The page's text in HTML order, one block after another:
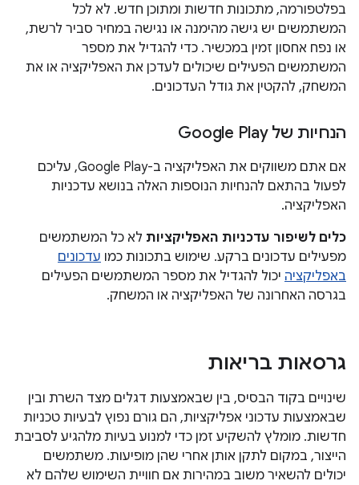
בפלטפורמה, מתכונות חדשות ומתוכן חדש. לא לכל
המשתמשים יש גישה מהימנה או נגישה במחיר סביר לרשת,
או נפח אחסון זמין במכשיר. כדי להגדיל את מספר
המשתמשים הפעילים שיכולים לעדכן את האפליקציה או את
המשחק, להקטין את גודל העדכונים.
הנחיות של Google Play
אם אתם משווקים את האפליקציה ב-Google Play, עליכם
לפעול בהתאם להנחיות הנוספות האלה בנושא עדכניות
האפליקציה.
כלים לשיפור עדכניות האפליקציות לא כל המשתמשים
מפעילים עדכונים ברקע. שימוש בתכונות כמו עדכונים
באפליקציה יכול להגדיל את מספר המשתמשים הפעילים
בגרסה האחרונה של האפליקציה או המשחק.
גרסאות בריאות
שינויים בקוד הבסיס, בין שבאמצעות דגלים מצד השרת ובין
שבאמצעות עדכוני אפליקציות, הם גורם נפוץ לבעיות טכניות
חדשות. מומלץ להשקיע זמן כדי למנוע בעיות מלהגיע לסביבת
הייצור, במקום לתקן אותן אחרי שהן מופיעות. משתמשים
יכולים להשאיר משוב במהירות אם חוויית השימוש שלהם לא